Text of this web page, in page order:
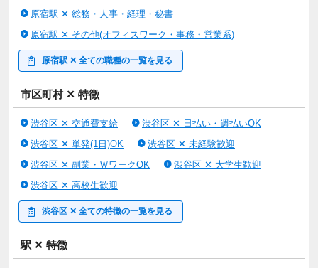
原宿駅 ✕ 総務・人事・経理・秘書
原宿駅 ✕ その他(オフィスワーク・事務・営業系)
原宿駅 ✕ 全ての職種の一覧を見る
市区町村 ✕ 特徴
渋谷区 ✕ 交通費支給
渋谷区 ✕ 日払い・週払いOK
渋谷区 ✕ 単発(1日)OK
渋谷区 ✕ 未経験歓迎
渋谷区 ✕ 副業・ＷワークOK
渋谷区 ✕ 大学生歓迎
渋谷区 ✕ 高校生歓迎
渋谷区 ✕ 全ての特徴の一覧を見る
駅 ✕ 特徴